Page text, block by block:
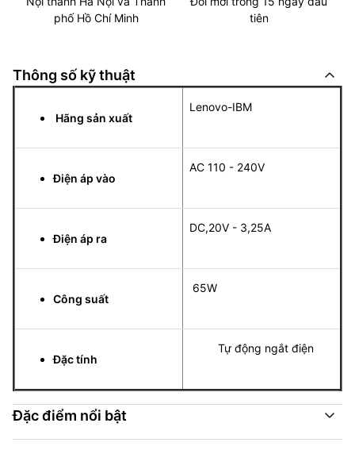
phố Hồ Chí Minh
tiên
Thông số kỹ thuật
Hãng sản xuất
Lenovo-IBM
Điện áp vào
AC 110 - 240V
Điện áp ra
DC,20V - 3,25A
Công suất
65W
Đặc tính
Tự động ngắt điện
Đặc điểm nổi bật